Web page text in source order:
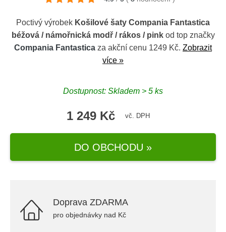
Poctivý výrobek Košilové šaty Compania Fantastica
béžová / námořnická modř / rákos / pinkod top značky
Compania Fantastica za akční cenu 1249 Kč. Zobrazit
více »
Dostupnost: Skladem > 5 ks
1 249 Kč vč. DPH
DO OBCHODU »
Doprava ZDARMA
pro objednávky nad Kč